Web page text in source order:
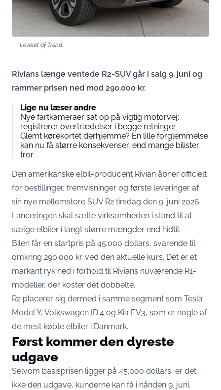
Leveret af Trend
Rivians længe ventede R2-SUV går i salg 9. juni og
rammer prisen ned mod 290.000 kr.
Lige nu læser andre
Nye fartkameraer sat op på vigtig motorvej:
registrerer overtrædelser i begge retninger
Glemt kørekortet derhjemme? En lille forglemmelse
kan nu få større konsekvenser, end mange bilister
tror
Den amerikanske elbil-producent Rivian åbner officielt
for bestillinger, fremvisninger og første leveringer af
sin nye mellemstore SUV R2 tirsdag den 9. juni 2026.
Lanceringen skal sætte virksomheden i stand til at
sælge elbiler i langt større mængder end hidtil.
Bilen får en startpris på 45.000 dollars, svarende til
omkring 290.000 kr. ved den aktuelle kurs. Det er et
markant ryk ned i forhold til Rivians nuværende R1-
modeller, der koster det dobbelte.
R2 placerer sig dermed i samme segment som Tesla
Model Y, Volkswagen ID.4 og Kia EV3, som er nogle af
de mest købte elbiler i Danmark.
Først kommer den dyreste
udgave
Selvom basisprisen ligger på 45.000 dollars, er det
ikke den udgave, kunderne kan få i hånden 9. juni.